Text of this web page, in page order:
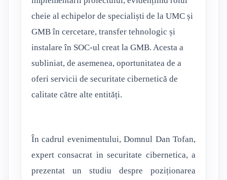
cheie al echipelor de specialiști de la UMC și
GMB în cercetare, transfer tehnologic și
instalare în SOC-ul creat la GMB. Acesta a
subliniat, de asemenea, oportunitatea de a
oferi servicii de securitate cibernetică de
calitate către alte entități.
În cadrul evenimentului, Domnul Dan Tofan,
expert consacrat in securitate cibernetica, a
prezentat un studiu despre poziționarea